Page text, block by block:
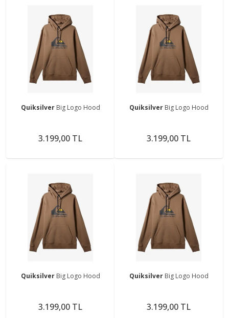
Quiksilver Big Logo Hood
3.199,00 TL
Quiksilver Big Logo Hood
3.199,00 TL
Quiksilver Big Logo Hood
3.199,00 TL
Quiksilver Big Logo Hood
3.199,00 TL